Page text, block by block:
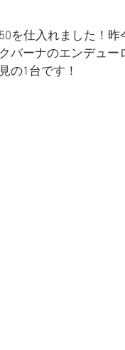
を仕入れました！
バーナのエンデュ
の1台です！